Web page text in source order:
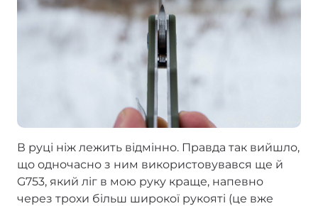
В руці ніж лежить відмінно. Правда так вийшло,
що одночасно з ним використовувався ще й
G753, який ліг в мою руку краще, напевно
через трохи більш широкої рукояті (це вже